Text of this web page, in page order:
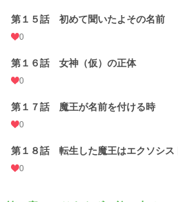
第１５話 初めて聞いたよその名前
0
第１６話 女神（仮）の正体
0
第１７話 魔王が名前を付ける時
0
第１８話 転生した魔王はエクソシス
0